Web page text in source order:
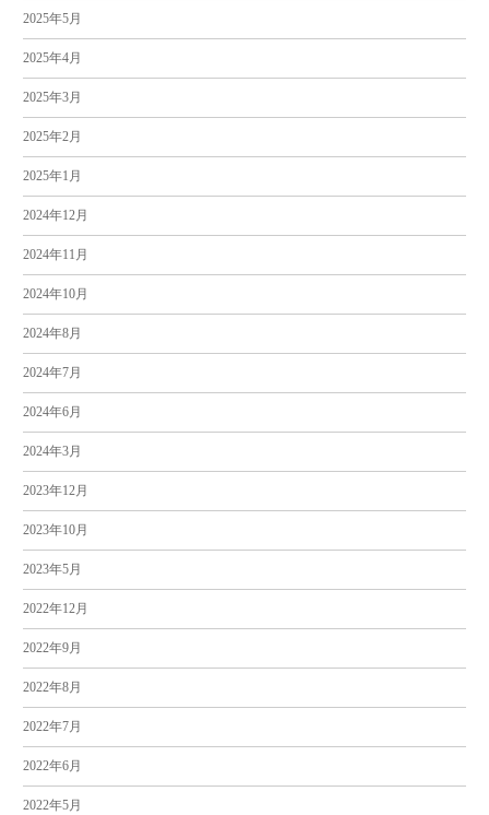
2025年5月
2025年4月
2025年3月
2025年2月
2025年1月
2024年12月
2024年11月
2024年10月
2024年8月
2024年7月
2024年6月
2024年3月
2023年12月
2023年10月
2023年5月
2022年12月
2022年9月
2022年8月
2022年7月
2022年6月
2022年5月